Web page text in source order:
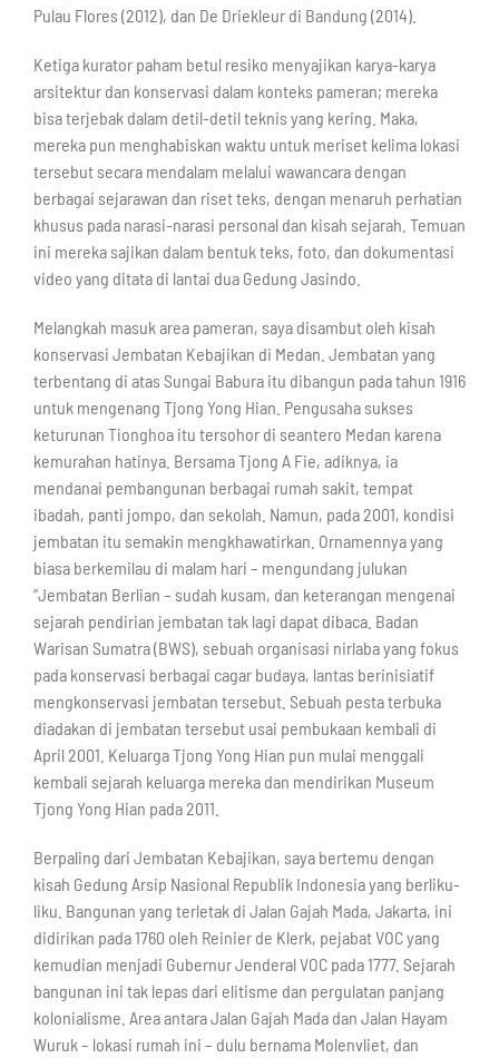
Pulau Flores (2012), dan De Driekleur di Bandung (2014).
Ketiga kurator paham betul resiko menyajikan karya-karya
arsitektur dan konservasi dalam konteks pameran; mereka
bisa terjebak dalam detil-detil teknis yang kering. Maka,
mereka pun menghabiskan waktu untuk meriset kelima lokasi
tersebut secara mendalam melalui wawancara dengan
berbagai sejarawan dan riset teks, dengan menaruh perhatian
khusus pada narasi-narasi personal dan kisah sejarah. Temuan
ini mereka sajikan dalam bentuk teks, foto, dan dokumentasi
video yang ditata di lantai dua Gedung Jasindo.
Melangkah masuk area pameran, saya disambut oleh kisah
konservasi Jembatan Kebajikan di Medan. Jembatan yang
terbentang di atas Sungai Babura itu dibangun pada tahun 1916
untuk mengenang Tjong Yong Hian. Pengusaha sukses
keturunan Tionghoa itu tersohor di seantero Medan karena
kemurahan hatinya. Bersama Tjong A Fie, adiknya, ia
mendanai pembangunan berbagai rumah sakit, tempat
ibadah, panti jompo, dan sekolah. Namun, pada 2001, kondisi
jembatan itu semakin mengkhawatirkan. Ornamennya yang
biasa berkemilau di malam hari – mengundang julukan
“Jembatan Berlian – sudah kusam, dan keterangan mengenai
sejarah pendirian jembatan tak lagi dapat dibaca. Badan
Warisan Sumatra (BWS), sebuah organisasi nirlaba yang fokus
pada konservasi berbagai cagar budaya, lantas berinisiatif
mengkonservasi jembatan tersebut. Sebuah pesta terbuka
diadakan di jembatan tersebut usai pembukaan kembali di
April 2001. Keluarga Tjong Yong Hian pun mulai menggali
kembali sejarah keluarga mereka dan mendirikan Museum
Tjong Yong Hian pada 2011.
Berpaling dari Jembatan Kebajikan, saya bertemu dengan
kisah Gedung Arsip Nasional Republik Indonesia yang berliku-
liku. Bangunan yang terletak di Jalan Gajah Mada, Jakarta, ini
didirikan pada 1760 oleh Reinier de Klerk, pejabat VOC yang
kemudian menjadi Gubernur Jenderal VOC pada 1777. Sejarah
bangunan ini tak lepas dari elitisme dan pergulatan panjang
kolonialisme. Area antara Jalan Gajah Mada dan Jalan Hayam
Wuruk – lokasi rumah ini – dulu bernama Molenvliet, dan